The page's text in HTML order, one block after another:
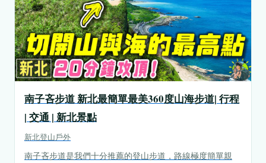
南子吝步道 新北最簡單最美360度山海步道| 行程
| 交通 | 新北景點
新北登山戶外
南子吝步道是我們十分推薦的登山步道，路線極度簡單親